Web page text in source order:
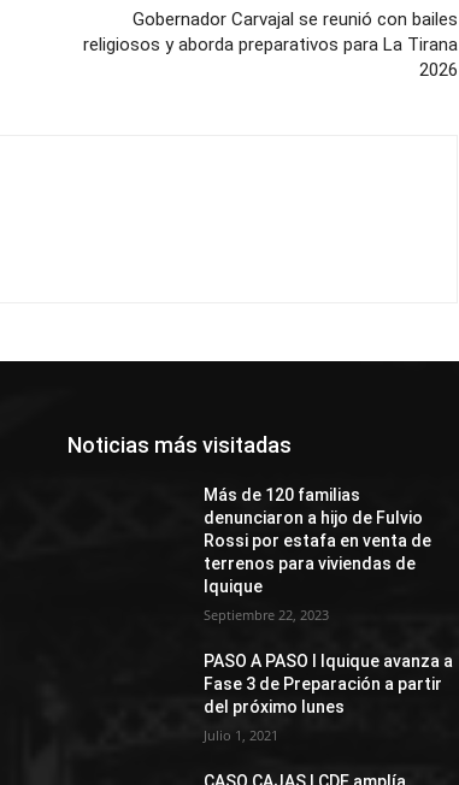
Gobernador Carvajal se reunió con bailes
religiosos y aborda preparativos para La Tirana
2026
Noticias más visitadas
Más de 120 familias
denunciaron a hijo de Fulvio
Rossi por estafa en venta de
terrenos para viviendas de
Iquique
Septiembre 22, 2023
PASO A PASO I Iquique avanza a
Fase 3 de Preparación a partir
del próximo lunes
Julio 1, 2021